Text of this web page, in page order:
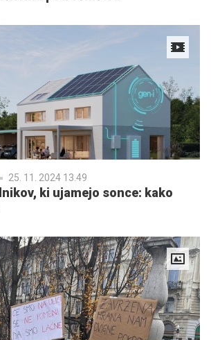
25. 11. 2024 13.49
ki ujamejo sonce: kako